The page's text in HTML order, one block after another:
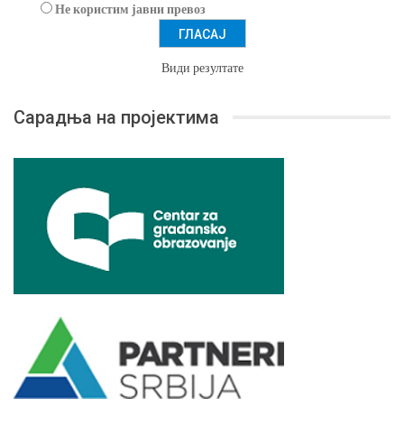
Не користим јавни превоз
Види резултате
Сарадња на пројектима